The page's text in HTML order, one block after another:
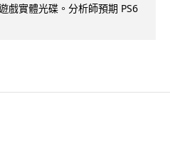
戲實體光碟。分析師預期 PS6